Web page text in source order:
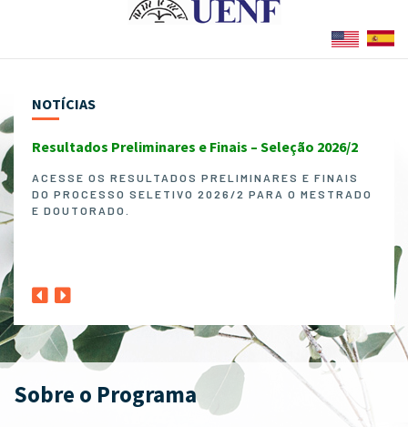
NOTÍCIAS
Resultados Preliminares e Finais – Seleção 2026/2
ACESSE OS RESULTADOS PRELIMINARES E FINAIS
DO PROCESSO SELETIVO 2026/2 PARA O MESTRADO
E DOUTORADO.
1º
Sobre o Programa